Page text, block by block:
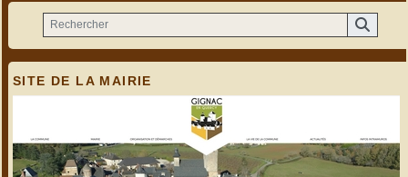
SITE DE LA MAIRIE